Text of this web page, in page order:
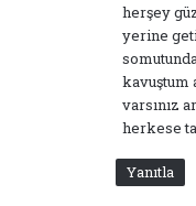
herşey
yerine
kavuştum
varsınız
herkese
Yanıtla